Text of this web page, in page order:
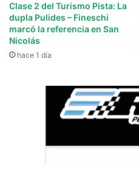
Clase 2 del Turismo Pista: La
dupla Pulides – Fineschi
marcó la referencia en San
Nicolás
hace 1 día